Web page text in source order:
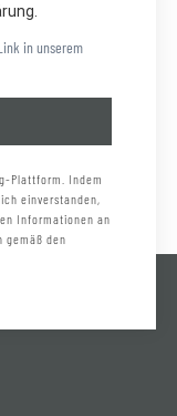
in unserem
Plattform. Indem
einverstanden,
Informationen an
gemäß den